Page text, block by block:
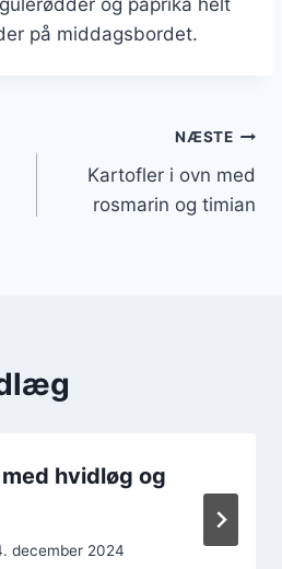
på middagsbordet.
NÆSTE
Kartofler i ovn med
rosmarin og timian
hvidløg og
december 2024